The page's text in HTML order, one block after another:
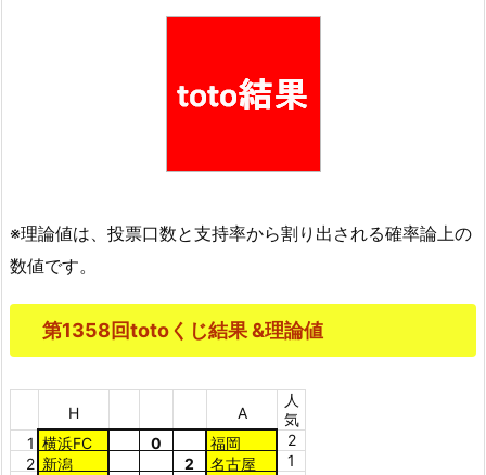
※理論値は、投票口数と支持率から割り出される確率論上の
数値です。
第1358回totoくじ結果 &理論値
H A
人
気
1 横浜FC 0 福岡
2
2 新潟 2 名古屋
1